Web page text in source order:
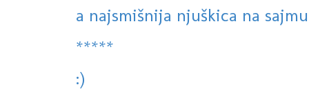
a najsmišnija njuškica na
*****
:)